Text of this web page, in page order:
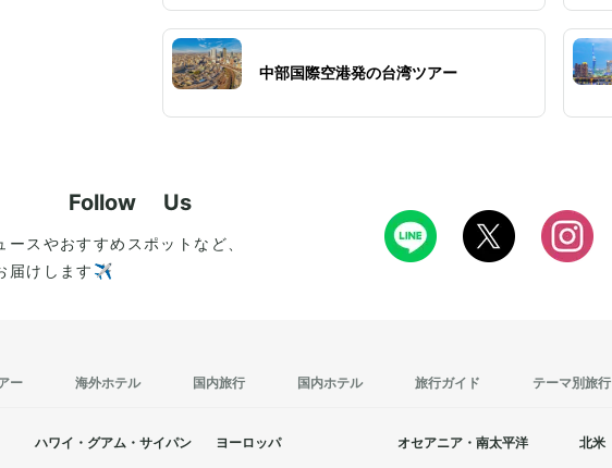
中部国際空港発の台湾ツアー
Follow Us
ースやおすすめスポットなど、
届けします✈️
ー 海外ホテル 国内旅行 国内ホテル 旅行ガイド テーマ別旅行
ハワイ・グアム・サイパン ヨーロッパ オセアニア・南太平洋 北米